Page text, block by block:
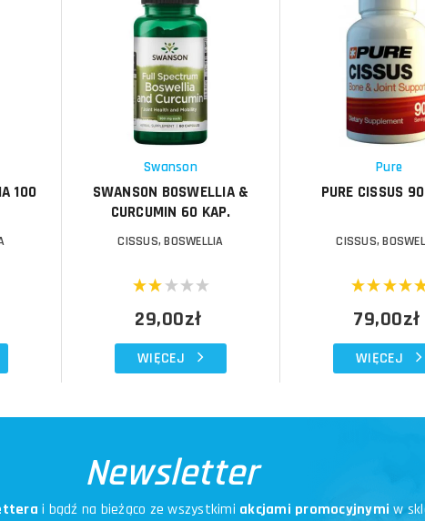
100
Swanson
SWANSON BOSWELLIA &
CURCUMIN 60 KAP.
CISSUS, BOSWELLIA
29,00zł
WIĘCEJ
Pure
PURE CISSUS
CISSUS,
79,00zł
WIĘCEJ
Newsletter
i bądź na bieżąco ze wszystkimi akcjami promocyjnymi w